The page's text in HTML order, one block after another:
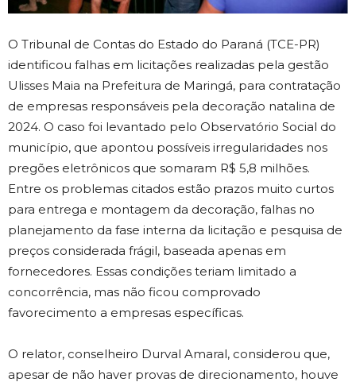
O Tribunal de Contas do Estado do Paraná (TCE-PR)
identificou falhas em licitações realizadas pela gestão
Ulisses Maia na Prefeitura de Maringá, para contratação
de empresas responsáveis pela decoração natalina de
2024. O caso foi levantado pelo Observatório Social do
município, que apontou possíveis irregularidades nos
pregões eletrônicos que somaram R$ 5,8 milhões.
Entre os problemas citados estão prazos muito curtos
para entrega e montagem da decoração, falhas no
planejamento da fase interna da licitação e pesquisa de
preços considerada frágil, baseada apenas em
fornecedores. Essas condições teriam limitado a
concorrência, mas não ficou comprovado
favorecimento a empresas específicas.
O relator, conselheiro Durval Amaral, considerou que,
apesar de não haver provas de direcionamento, houve